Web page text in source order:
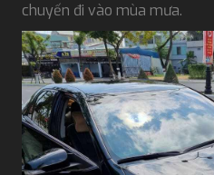
chuyến đi vào mùa mưa.